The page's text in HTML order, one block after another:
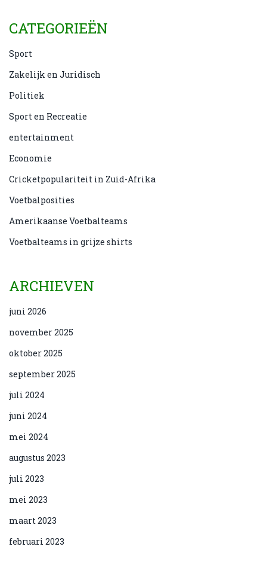
CATEGORIEËN
Sport
Zakelijk en Juridisch
Politiek
Sport en Recreatie
entertainment
Economie
Cricketpopulariteit in Zuid-Afrika
Voetbalposities
Amerikaanse Voetbalteams
Voetbalteams in grijze shirts
ARCHIEVEN
juni 2026
november 2025
oktober 2025
september 2025
juli 2024
juni 2024
mei 2024
augustus 2023
juli 2023
mei 2023
maart 2023
februari 2023